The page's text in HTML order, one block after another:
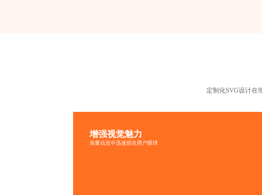
定制化SVG设计在
增强视觉魅力
海量信息中迅速抓住用户眼球